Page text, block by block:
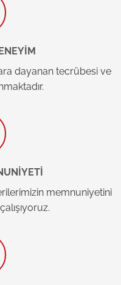
dayanan tecrübesi ve
memnuniyetini